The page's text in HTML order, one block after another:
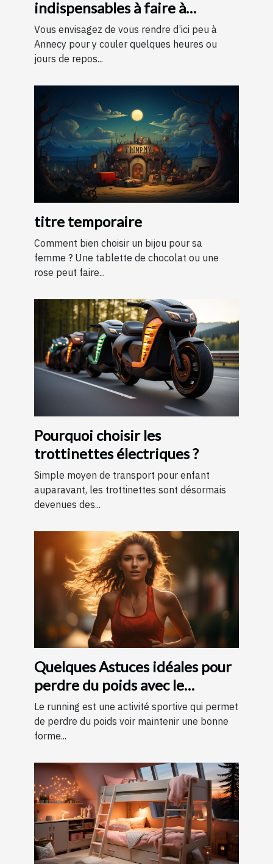
indispensables à faire à
Annecy ?
Vous envisagez de vous rendre d’ici peu à
Annecy pour y couler quelques heures ou
jours de repos...
titre temporaire
Comment bien choisir un bijou pour sa
femme ? Une tablette de chocolat ou une
rose peut faire...
Pourquoi choisir les
trottinettes électriques ?
Simple moyen de transport pour enfant
auparavant, les trottinettes sont désormais
devenues des...
Quelques Astuces idéales pour
perdre du poids avec le
running ?
Le running est une activité sportive qui permet
de perdre du poids voir maintenir une bonne
forme...